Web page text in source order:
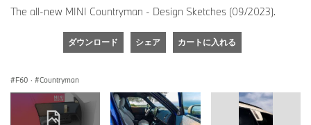
The all-new MINI Countryman - Design Sketches (09/2023).
ダウンロード シェア カートに入れる
F60 · Countryman